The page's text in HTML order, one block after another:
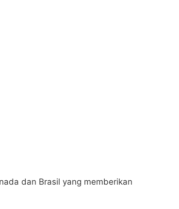
dan Brasil yang memberikan